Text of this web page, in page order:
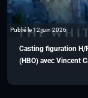
Publié le 12 juin 2026
Casting figuration H/
(HBO) avec Vincent